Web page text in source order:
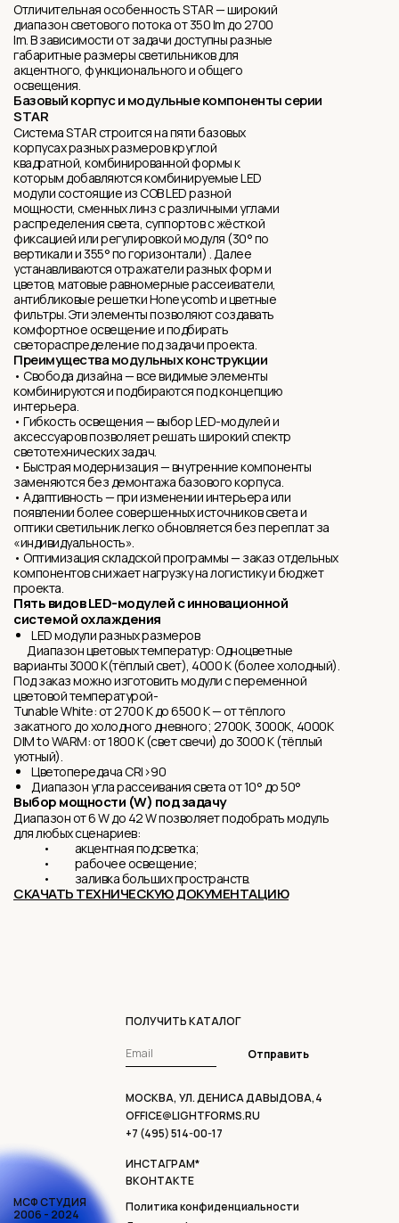
Отличительная особенность STAR — широкий
диапазон светового потока от 350 lm до 2700
lm. В зависимости от задачи доступны разные
габаритные размеры светильников для
акцентного, функционального и общего
освещения.
Базовый корпус и модульные компоненты серии
STAR
Система STAR строится на пяти базовых
корпусах разных размеров круглой
квадратной, комбинированной формы к
которым добавляются комбинируемые LED
модули состоящие из COB LED разной
мощности, сменныx линз с различными углами
распределения света, суппортов с жёсткой
фиксацией или регулировкой модуля (30° по
вертикали и 355° по горизонтали) . Далее
устанавливаются отражатели разных форм и
цветов, матовые равномерные рассеиватели,
антибликовыe решетки Honeycomb и цветные
фильтры. Эти элементы позволяют создавать
комфортное освещение и подбирать
светораспределение под задачи проекта.
Преимущества модульных конструкции
• Свобода дизайна — все видимые элементы
комбинируются и подбираются под концепцию
интерьера.
• Гибкость освещения — выбор LED-модулей и
аксессуаров позволяет решать широкий спектр
светотехнических задач.
• Быстрая модернизация — внутренние компоненты
заменяются без демонтажа базового корпуса.
• Адаптивность — при изменении интерьера или
появлении более совершенных источников света и
оптики светильник легко обновляется без переплат за
«индивидуальность».
• Оптимизация складской программы — заказ отдельных
компонентов снижает нагрузку на логистику и бюджет
проекта.
Пять видов LED-модулей с инновационной
системой охлаждения
LED модули разных размеров
Диапазон цветовых температур: Одноцветные
варианты 3000 K(тёплый свет), 4000 K (более холодный).
Под заказ можно изготовить модули с переменной
цветовой температурой-
Tunable White: от 2700 K до 6500 K — от тёплого
закатного до холодного дневного; 2700K, 3000K, 4000K
DIM to WARM: от 1800 K (свет свечи) до 3000 K (тёплый
уютный).
Цветопередача CRI>90
Диапазон угла рассеивания света от 10° до 50°
Выбор мощности (W) под задачу
Диапазон от 6 W до 42 W позволяет подобрать модуль
для любых сценариев:
• акцентная подсветка;
• рабочее освещение;
• заливка больших пространств.
СКАЧАТЬ ТЕХНИЧЕСКУЮ ДОКУМЕНТАЦИЮ
МСФ СТУДИЯ
2006 - 2024
МОСКВА, УЛ. ДЕНИСА ДАВЫДОВА,4
ПОЛУЧИТЬ КАТАЛОГ
ИНСТАГРАМ*
ВКОНТАКТЕ
+7 (495) 514-00-17
OFFICE@LIGHTFORMS.RU
Отправить
Политика конфиденциальности